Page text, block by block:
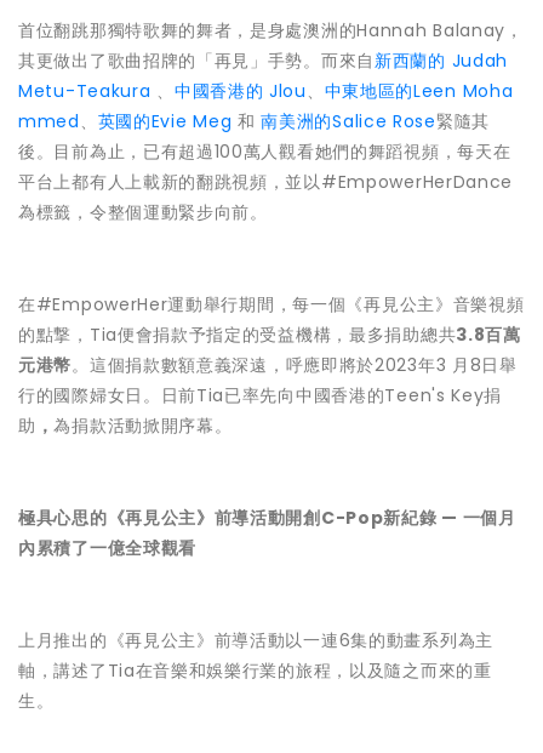
首位翻跳那獨特歌舞的舞者，是身處澳洲的Hannah Balanay，
其更做出了歌曲招牌的「再見」手勢。而來自新西蘭的 Judah
Metu-Teakura 、 中國香港的 Jlou 、 中東地區的Leen Moha
mmed 、 英國的Evie Meg 和南美洲的Salice Rose緊隨其
後。目前為止，已有超過100萬人觀看她們的舞蹈視頻，每天在
平台上都有人上載新的翻跳視頻，並以#EmpowerHerDance
為標籤，令整個運動緊步向前。
在#EmpowerHer運動舉行期間，每一個《再見公主》音樂視頻
的點撃，Tia便會捐款予指定的受益機構，最多捐助總共3.8百萬
元港幣。這個捐款數額意義深遠，呼應即將於2023年3 月8日舉
行的國際婦女日。日前Tia已率先向中國香港的Teen's Key捐
助 ，為捐款活動掀開序幕。
極具心思的《再見公主》前導活動開創C-Pop新紀錄 — 一個月
內累積了一億全球觀看
上月推出的《再見公主》前導活動以一連6集的動畫系列為主
軸，講述了Tia在音樂和娛樂行業的旅程，以及隨之而來的重
生。